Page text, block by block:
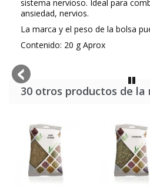
sistema nervioso. Ideal para
ansiedad, nervios.
La marca y el peso de la bolsa
Contenido: 20 g Aprox
30 otros productos de